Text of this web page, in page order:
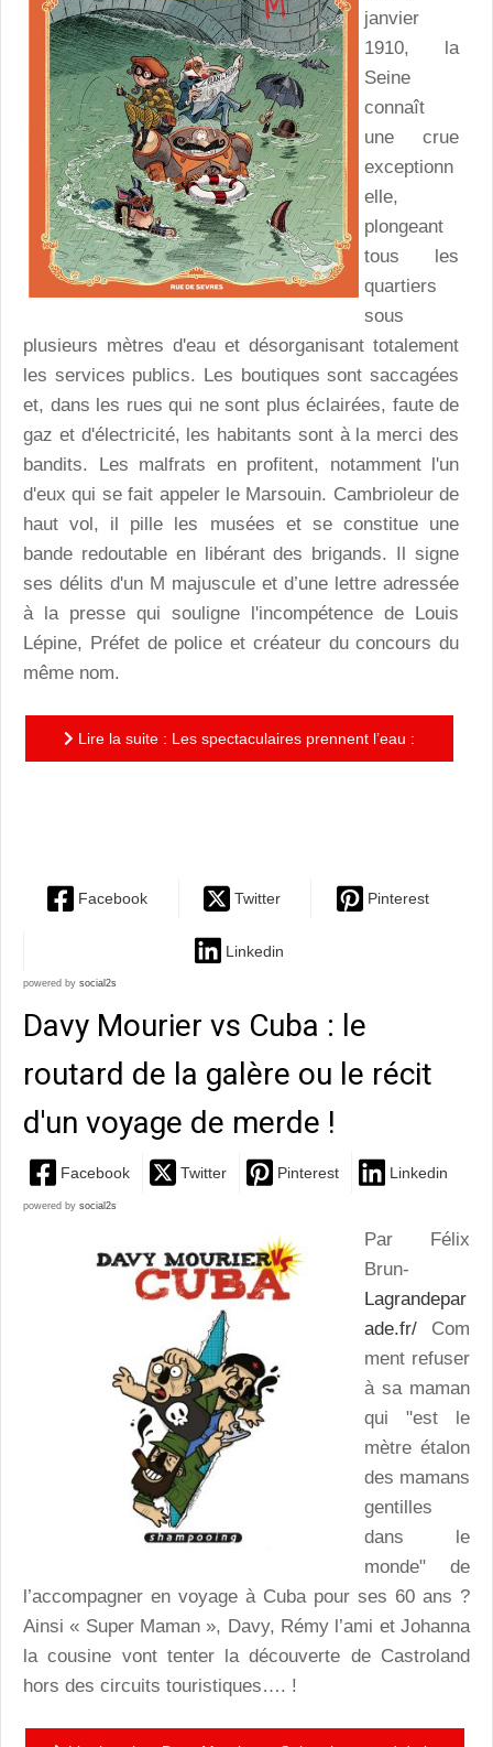
janvier
1910, la
Seine
connaît
une crue
exceptionn
elle,
plongeant
tous les
quartiers
sous
plusieurs mètres d'eau et désorganisant totalement
les services publics. Les boutiques sont saccagées
et, dans les rues qui ne sont plus éclairées, faute de
gaz et d'électricité, les habitants sont à la merci des
bandits. Les malfrats en profitent, notamment l'un
d'eux qui se fait appeler le Marsouin. Cambrioleur de
haut vol, il pille les musées et se constitue une
bande redoutable en libérant des brigands. Il signe
ses délits d'un M majuscule et d’une lettre adressée
à la presse qui souligne l'incompétence de Louis
Lépine, Préfet de police et créateur du concours du
même nom.
Lire la suite : Les spectaculaires prennent l’eau :
Facebook Twitter Pinterest
Linkedin
powered by social2s
Davy Mourier vs Cuba : le
routard de la galère ou le récit
d'un voyage de merde !
Facebook Twitter Pinterest Linkedin
powered by social2s
Par Félix
Brun-
Lagrandepar
ade.fr/ Com
ment refuser
à sa maman
qui "est le
mètre étalon
des mamans
gentilles
dans le
monde" de
l’accompagner en voyage à Cuba pour ses 60 ans ?
Ainsi « Super Maman », Davy, Rémy l’ami et Johanna
la cousine vont tenter la découverte de Castroland
hors des circuits touristiques…. !